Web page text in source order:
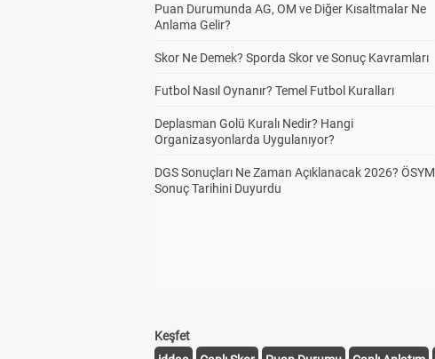
Puan Durumunda AG, OM ve Diğer Kısaltmalar Ne
Anlama Gelir?
Skor Ne Demek? Sporda Skor ve Sonuç Kavramları
Futbol Nasıl Oynanır? Temel Futbol Kuralları
Deplasman Golü Kuralı Nedir? Hangi
Organizasyonlarda Uygulanıyor?
DGS Sonuçları Ne Zaman Açıklanacak 2026? ÖSYM
Sonuç Tarihini Duyurdu
Keşfet